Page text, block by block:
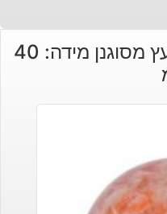
כדור סנסטון + מעמד עץ מסוגנן מידה: 40